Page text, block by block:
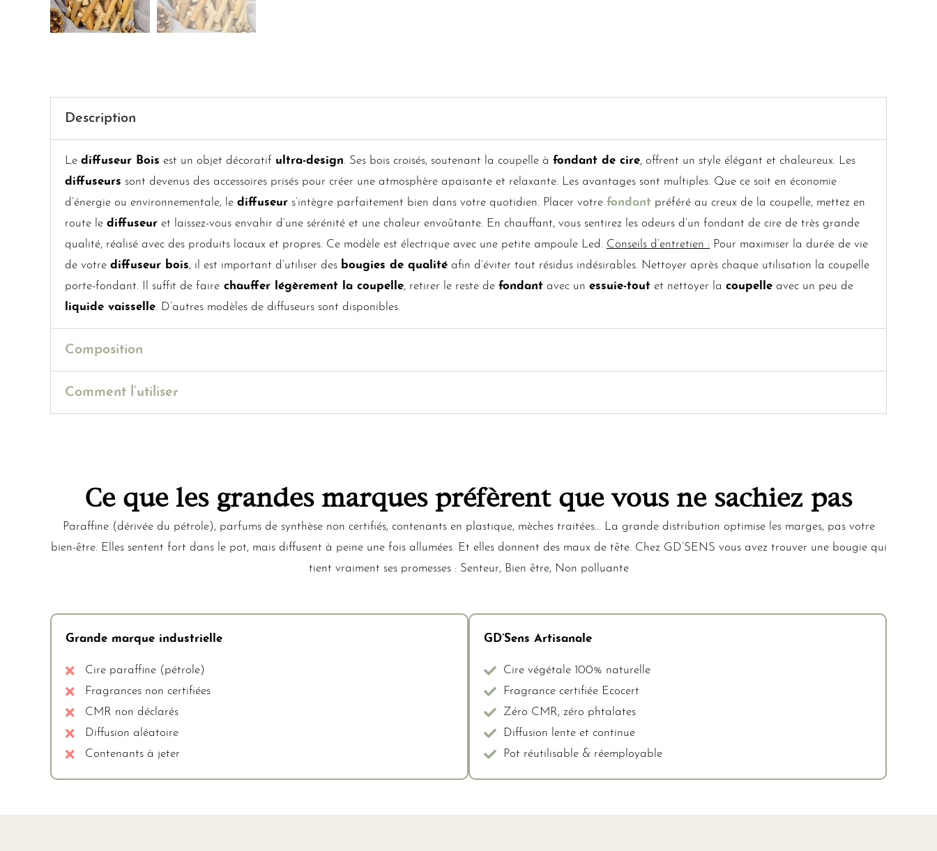
Description
Le diffuseur Bois est un objet décoratif ultra-design. Ses bois croisés, soutenant la coupelle à fondant de cire, offrent un style élégant et chaleureux. Les
diffuseurs sont devenus des accessoires prisés pour créer une atmosphère apaisante et relaxante. Les avantages sont multiples. Que ce soit en économie
d’énergie ou environnementale, le diffuseur s’intègre parfaitement bien dans votre quotidien. Placer votre fondant préféré au creux de la coupelle, mettez en
route le diffuseur et laissez-vous envahir d’une sérénité et une chaleur envoûtante. En chauffant, vous sentirez les odeurs d’un fondant de cire de très grande
qualité, réalisé avec des produits locaux et propres. Ce modèle est électrique avec une petite ampoule Led. Conseils d’entretien : Pour maximiser la durée de vie
de votre diffuseur bois, il est important d’utiliser des bougies de qualité afin d’éviter tout résidus indésirables. Nettoyer après chaque utilisation la coupelle
porte-fondant. Il suffit de faire chauffer légèrement la coupelle, retirer le reste de fondant avec un essuie-tout et nettoyer la coupelle avec un peu de
liquide vaisselle. D’autres modèles de diffuseurs sont disponibles.
Composition
Comment l’utiliser
Ce que les grandes marques préfèrent que vous ne sachiez pas
Paraffine (dérivée du pétrole), parfums de synthèse non certifiés, contenants en plastique, mèches traitées… La grande distribution optimise les marges, pas votre
bien-être. Elles sentent fort dans le pot, mais diffusent à peine une fois allumées. Et elles donnent des maux de tête. Chez GD’SENS vous avez trouver une bougie qui
tient vraiment ses promesses : Senteur, Bien être, Non polluante
Grande marque industrielle
Cire paraffine (pétrole)
Fragrances non certifiées
CMR non déclarés
Diffusion aléatoire
Contenants à jeter
GD’Sens Artisanale
Cire végétale 100% naturelle
Fragrance certifiée Ecocert
Zéro CMR, zéro phtalates
Diffusion lente et continue
Pot réutilisable & réemployable